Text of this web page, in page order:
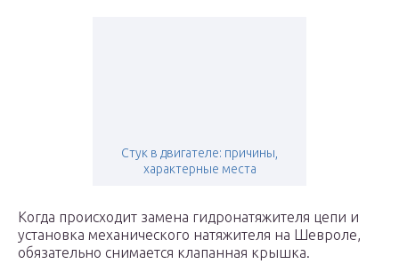
Стук в двигателе: причины,
характерные места
Когда происходит замена гидронатяжителя цепи и
установка механического натяжителя на Шевроле,
обязательно снимается клапанная крышка.